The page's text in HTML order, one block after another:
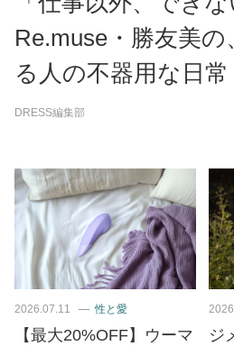
Re.muse・勝友美の
る人の不器用な日常
DRESS編集部
2026.07.11 性と愛
【最大20%OFF】ウーマ
ジ